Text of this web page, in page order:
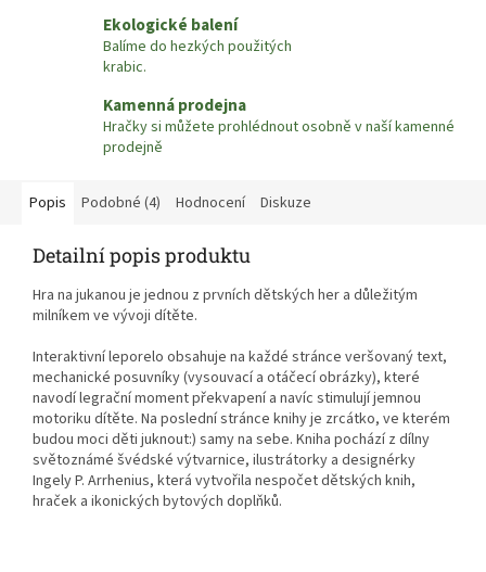
Ekologické balení
Balíme do hezkých použitých
krabic.
Kamenná prodejna
Hračky si můžete prohlédnout osobně v naší kamenné
prodejně
Popis Podobné (4) Hodnocení Diskuze
Detailní popis produktu
Hra na jukanou je jednou z prvních dětských her a důležitým
milníkem ve vývoji dítěte.
Interaktivní leporelo obsahuje na každé stránce veršovaný text,
mechanické posuvníky (vysouvací a otáčecí obrázky), které
navodí legrační moment překvapení a navíc stimulují jemnou
motoriku dítěte. Na poslední stránce knihy je zrcátko, ve kterém
budou moci děti juknout:) samy na sebe. Kniha pochází z dílny
světoznámé švédské výtvarnice, ilustrátorky a designérky
Ingely P. Arrhenius, která vytvořila nespočet dětských knih,
hraček a ikonických bytových doplňků.